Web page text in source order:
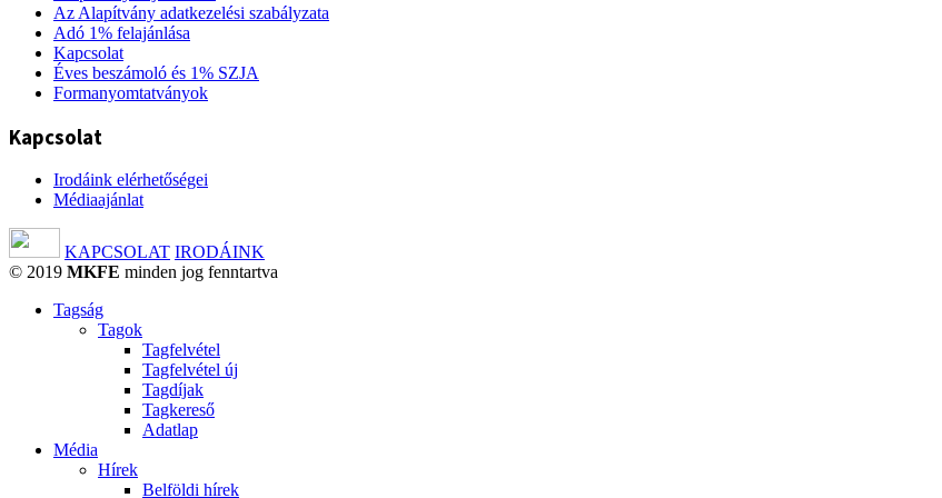
Az Alapítvány adatkezelési szabályzata
Adó 1% felajánlása
Kapcsolat
Éves beszámoló és 1% SZJA
Formanyomtatványok
Kapcsolat
Irodáink elérhetőségei
Médiaajánlat
KAPCSOLAT IRODÁINK
© 2019 MKFE minden jog fenntartva
Tagság
Tagok
Tagfelvétel
Tagfelvétel új
Tagdíjak
Tagkereső
Adatlap
Média
Hírek
Belföldi hírek